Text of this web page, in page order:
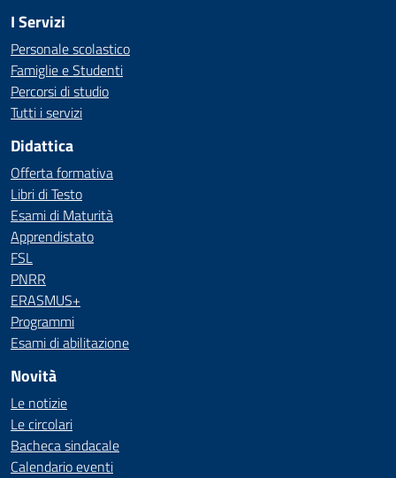
I Servizi
Personale scolastico
Famiglie e Studenti
Percorsi di studio
Tutti i servizi
Didattica
Offerta formativa
Libri di Testo
Esami di Maturità
Apprendistato
FSL
PNRR
ERASMUS+
Programmi
Esami di abilitazione
Novità
Le notizie
Le circolari
Bacheca sindacale
Calendario eventi